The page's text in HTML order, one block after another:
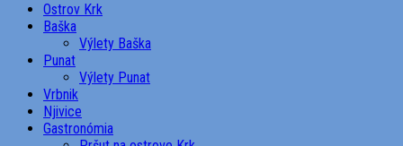
Ostrov Krk
Baška
Výlety Baška
Punat
Výlety Punat
Vrbnik
Njivice
Gastronómia